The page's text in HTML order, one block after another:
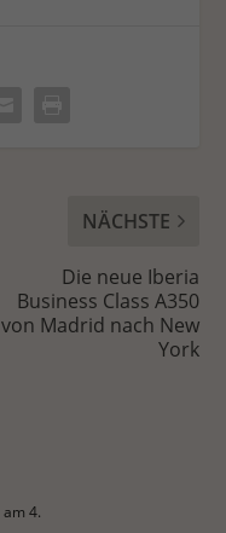
NÄCHSTE
Die neue Iberia
Business Class A350
von Madrid nach New
York
am 4.